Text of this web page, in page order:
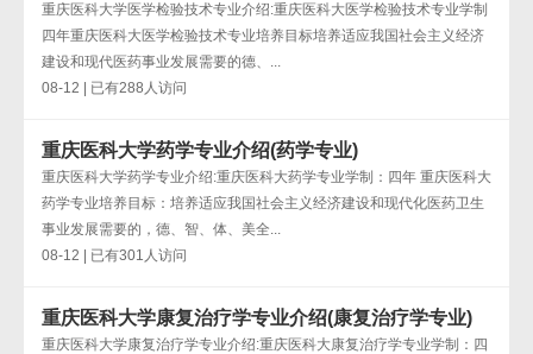
重庆医科大学医学检验技术专业介绍:重庆医科大医学检验技术专业学制
四年重庆医科大医学检验技术专业培养目标培养适应我国社会主义经济
建设和现代医药事业发展需要的德、...
08-12 | 已有288人访问
重庆医科大学药学专业介绍(药学专业)
重庆医科大学药学专业介绍:重庆医科大药学专业学制：四年 重庆医科大
药学专业培养目标：培养适应我国社会主义经济建设和现代化医药卫生
事业发展需要的，德、智、体、美全...
08-12 | 已有301人访问
重庆医科大学康复治疗学专业介绍(康复治疗学专业)
重庆医科大学康复治疗学专业介绍:重庆医科大康复治疗学专业学制：四